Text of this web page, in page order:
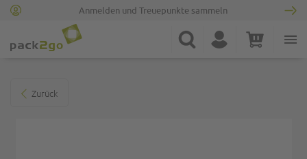
Anmelden und Treuepunkte sammeln
Suche Konto Warenkorb
Zurück